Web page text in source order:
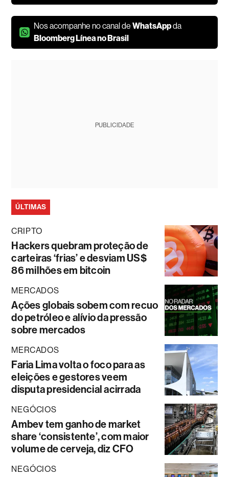
Nos acompanhe no canal deWhatsAppda
Bloomberg Línea no Brasil
PUBLICIDADE
ÚLTIMAS
CRIPTO
Hackers quebram proteção de
carteiras ‘frias’ e desviam US$
86 milhões em bitcoin
MERCADOS
Ações globais sobem com recuo
do petróleo e alívio da pressão
sobre mercados
MERCADOS
Faria Lima volta o foco para as
eleições e gestores veem
disputa presidencial acirrada
NEGÓCIOS
Ambev tem ganho de market
share ‘consistente’, com maior
volume de cerveja, diz CFO
NEGÓCIOS